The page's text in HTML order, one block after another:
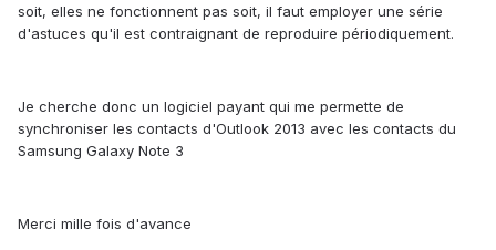
soit, elles ne fonctionnent pas soit, il faut employer une série
d'astuces qu'il est contraignant de reproduire périodiquement.
Je cherche donc un logiciel payant qui me permette de
synchroniser les contacts d'Outlook 2013 avec les contacts du
Samsung Galaxy Note 3
Merci mille fois d'avance